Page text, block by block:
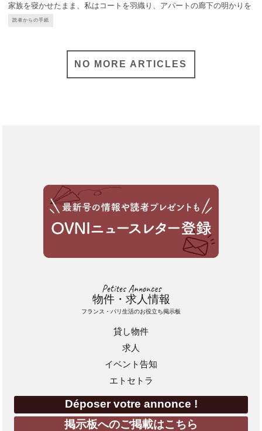
家族を寝かせたまま、私はコートを羽織り、アパートの廊下の明かりを
つけ階段を降りる。 一歩外に出ると、一日の活動はすでに始まってい
読者からの手紙
NO MORE ARTICLES
Petites Annonces
物件・求人情報
フランス・パリ生活のお役立ち掲示板
貸し物件
求人
イベント告知
エトセトラ
Déposer votre annonce !
掲示板へのご掲載はこちら